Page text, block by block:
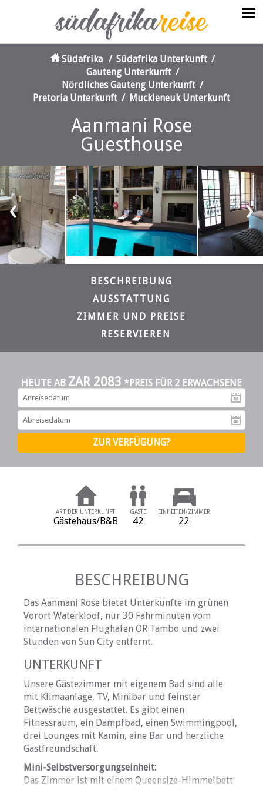
Südafrika / Südafrika Unterkunft /
Gauteng Unterkunft /
Nördliches Gauteng Unterkunft /
Pretoria Unterkunft / Muckleneuk Unterkunft
Aanmani Rose
Guesthouse
‹ ›
BESCHREIBUNG
AUSSTATTUNG
ZIMMER UND PREISE
RESERVIEREN
HEUTE AB ZAR 2083 *PREIS FÜR 2 ERWACHSENE
ART DER UNTERKUNFT
Gästehaus/B&B
GÄSTE
42
EINHEITEN/ZIMMER
22
BESCHREIBUNG
Das Aanmani Rose bietet Unterkünfte im grünen
Vorort Waterkloof, nur 30 Fahrminuten vom
internationalen Flughafen OR Tambo und zwei
Stunden von Sun City entfernt.
UNTERKUNFT
Unsere Gästezimmer mit eigenem Bad sind alle
mit Klimaanlage, TV, Minibar und feinster
Bettwäsche ausgestattet. Es gibt einen
Fitnessraum, ein Dampfbad, einen Swimmingpool,
drei Lounges mit Kamin, eine Bar und herzliche
Gastfreundschaft.
Mini-Selbstversorgungseinheit:
Das Zimmer ist mit einem Queensize-Himmelbett